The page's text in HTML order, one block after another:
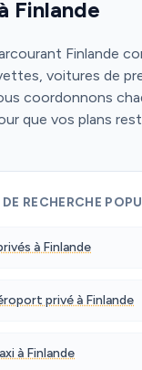
Finlande
Finlande
voitures de
coordonnons
que vos plans
RECHERCHE
à Finlande
privé à Finlande
à Finlande